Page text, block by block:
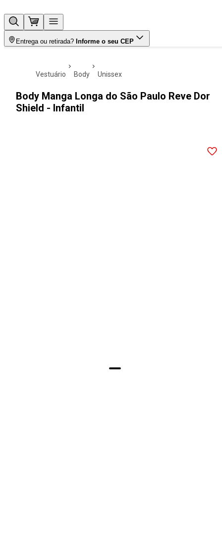
Entrega ou retirada? Informe o seu CEP
vestuário body unissex
Body Manga Longa do São Paulo Reve Dor
Shield - Infantil